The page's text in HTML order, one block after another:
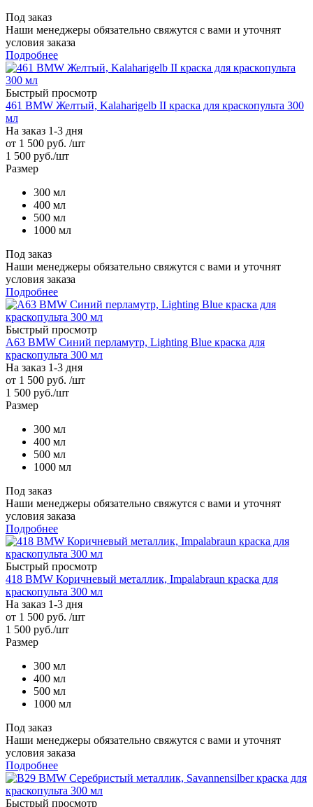
Под заказ
Наши менеджеры обязательно свяжутся с вами и уточнят
условия заказа
Подробнее
Быстрый просмотр
461 BMW Желтый, Kalaharigelb II краска для краскопульта 300
мл
На заказ 1-3 дня
от 1 500 руб. /шт
1 500 руб./шт
Размер
300 мл
400 мл
500 мл
1000 мл
Под заказ
Наши менеджеры обязательно свяжутся с вами и уточнят
условия заказа
Подробнее
Быстрый просмотр
A63 BMW Синий перламутр, Lighting Blue краска для
краскопульта 300 мл
На заказ 1-3 дня
от 1 500 руб. /шт
1 500 руб./шт
Размер
300 мл
400 мл
500 мл
1000 мл
Под заказ
Наши менеджеры обязательно свяжутся с вами и уточнят
условия заказа
Подробнее
Быстрый просмотр
418 BMW Коричневый металлик, Impalabraun краска для
краскопульта 300 мл
На заказ 1-3 дня
от 1 500 руб. /шт
1 500 руб./шт
Размер
300 мл
400 мл
500 мл
1000 мл
Под заказ
Наши менеджеры обязательно свяжутся с вами и уточнят
условия заказа
Подробнее
Быстрый просмотр